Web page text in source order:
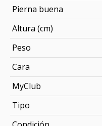
Pierna buena
Altura (cm)
Peso
Cara
MyClub
Tipo